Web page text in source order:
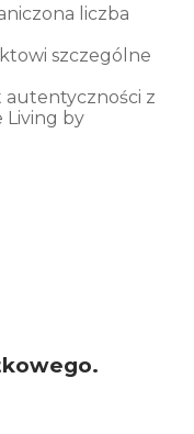
liczba
szczególne
autentyczności z
Living by